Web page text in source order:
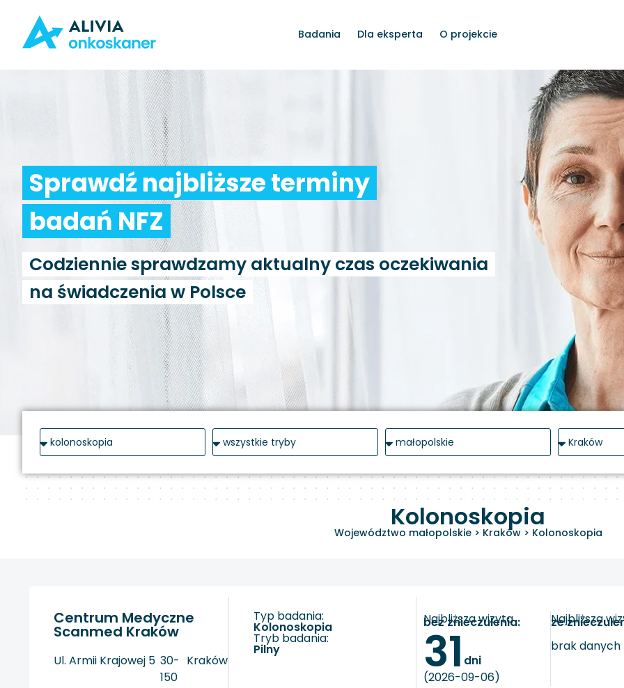
Badania Dla eksperta O projekcie
Sprawdź najbliższe terminy
badań NFZ
Codziennie sprawdzamy aktualny czas oczekiwania
na świadczenia w Polsce
Kolonoskopia
Województwo małopolskie> Kraków> Kolonoskopia
Centrum Medyczne
Scanmed Kraków
Ul. Armii Krajowej 5 30-
150
Kraków
Typ badania:
kolonoskopia
Tryb badania:
Pilny
Najbliższa wizyta
bez znieczulenia:
31 dni
(2026-09-06)
Najbliższa
ze
brak danych